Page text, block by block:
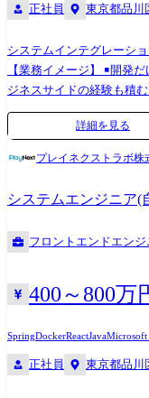
合試験 ￭都内の信託銀行
ェーズ:要件定義、設計、
正社員 東京都品川
システムインテグレーシ
【業務イメージ】 ￭開発
ジネスサイドの経験も積
キルチェンジも可能な環境
Ruby、Laravelなど) ￭多
エンジニアは上司・営業
アプランを伝える場があ
社では本人の志向に沿った
事例 ￭ヒーリング・ミュージックアプ
ザインコンセプト設計、
入支援、保守運用 ￭LINEミニアプリ開発 ・テクノロジー:Vue.js、
クト ・テクノロジー:Java SpringとStrutsからSpringバッジ、Spring webに
詳細を見る
プレイネクストラボ株
システムエンジニア(
フロントエンドエンジ
400～800万
SpringDockerReactJavaMicrosoft
正社員 東京都品川